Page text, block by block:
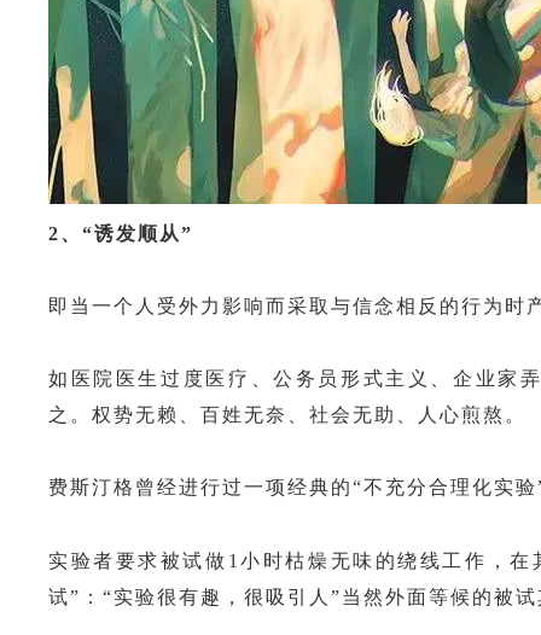
2、“诱发顺从”
即当一个人受外力影响而采取与信念相反的行为时
如医院医生过度医疗、公务员形式主义、企业家
之。权势无赖、百姓无奈、社会无助、人心煎熬。
费斯汀格曾经进行过一项经典的“不充分合理化实验
实验者要求被试做1小时枯燥无味的绕线工作，
试”：“实验很有趣，很吸引人”当然外面等候的被